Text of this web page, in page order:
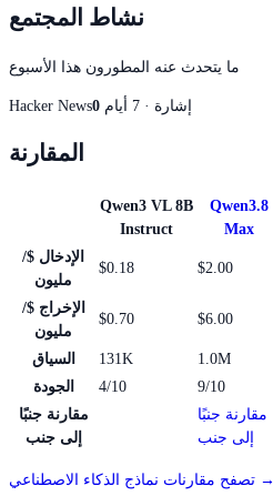
نشاط المجتمع
ما يتحدث عنه المطورون هذا الأسبوع
Hacker News0 إشارة · 7 أيام
المقارنة
Qwen3 VL 8B
Instruct
Qwen3.8
Max
الإدخال $/
مليون
$0.18 $2.00
الإخراج $/
مليون
$0.70 $6.00
السياق 131K 1.0M
الجودة
4/10 9/10
مقارنة جنبًا
إلى جنب
مقارنة جنبًا
إلى جنب
تصفح مقارنات نماذج الذكاء الاصطناعي →